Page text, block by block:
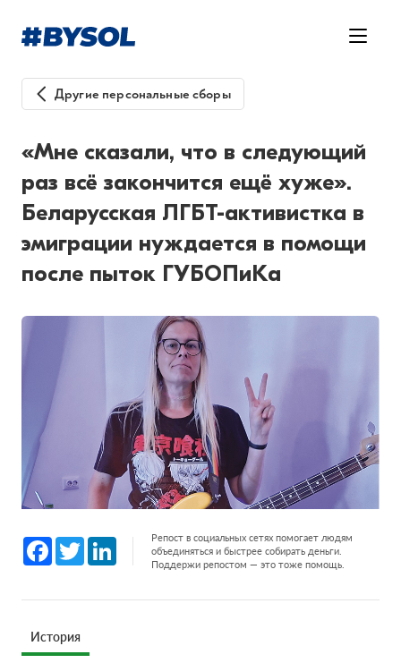
Другие персональные сборы
«Мне сказали, что в следующий
раз всё закончится ещё хуже».
Беларусская ЛГБТ-активистка в
эмиграции нуждается в помощи
после пыток ГУБОПиКа
Facebook
Twitter LinkedInРепост в социальных сетях помогает людям
объединяться и быстрее собирать деньги.
Поддержи репостом — это тоже помощь.
История